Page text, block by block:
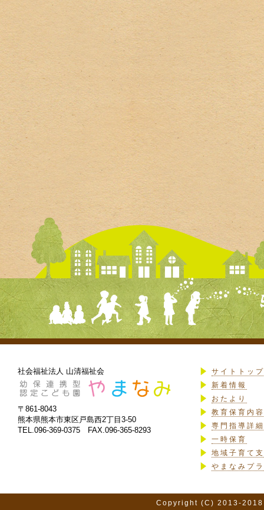
社会福祉法人 山清福祉会
〒861-8043
熊本県熊本市東区戸島西2丁目3-50
TEL.096-369-0375 FAX.096-365-8293
サイトトップ
新着情報
おたより
教育保育内
専門指導詳細
一時保育
地域子育て
やまなみプ
Copyright (C) 2013-